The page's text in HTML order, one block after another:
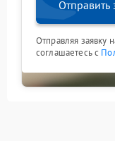
Отправить
Отправляя заявку
соглашаетесь с